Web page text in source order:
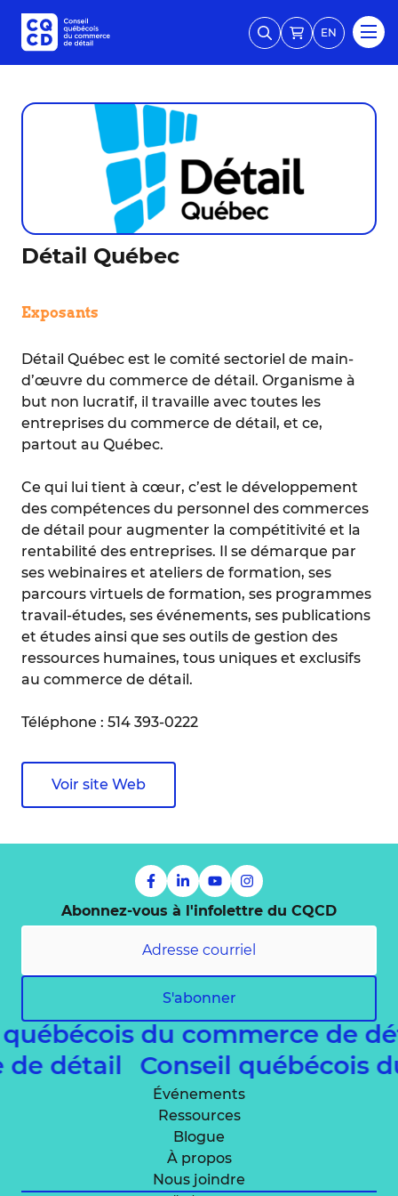
EN
Détail Québec
Exposants
Détail Québec est le comité sectoriel de main-
d’œuvre du commerce de détail. Organisme à
but non lucratif, il travaille avec toutes les
entreprises du commerce de détail, et ce,
partout au Québec.
Ce qui lui tient à cœur, c’est le développement
des compétences du personnel des commerces
de détail pour augmenter la compétitivité et la
rentabilité des entreprises. Il se démarque par
ses webinaires et ateliers de formation, ses
parcours virtuels de formation, ses programmes
travail-études, ses événements, ses publications
et études ainsi que ses outils de gestion des
ressources humaines, tous uniques et exclusifs
au commerce de détail.
Téléphone : 514 393-0222
Voir site Web
Abonnez-vous à l'infolettre du CQCD
S'abonner
québécois du commerce de
de détail
Conseil québécois
Événements
Ressources
Blogue
À propos
Nous joindre